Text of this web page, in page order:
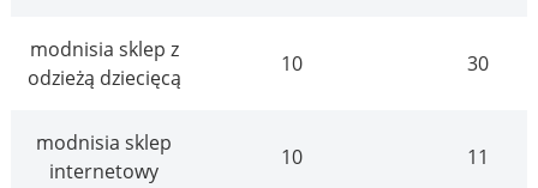
modnisia sklep z
odzieżą dziecięcą
10 30
modnisia sklep
internetowy
10 11